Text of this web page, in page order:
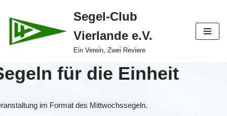
Zum
Inhalt
Segel-Club
Vierlande e.V.
Ein Verein, Zwei Reviere
für die Einheit
im Format des Mittwochssegeln.